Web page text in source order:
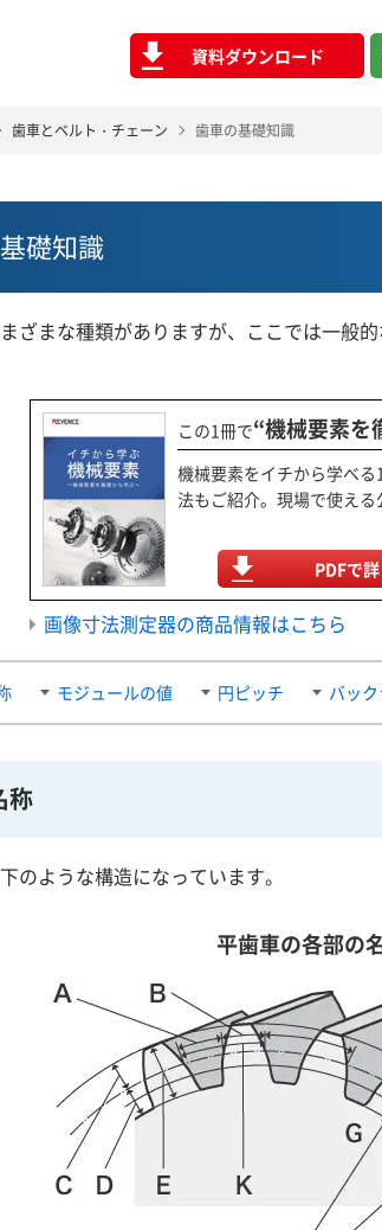
資料ダウンロード
歯車とベルト・チェーン 歯車の基礎知識
礎知識
ざまな種類がありますが、ここでは一般
この1冊で“機械要素を
機械要素をイチから学べ
法もご紹介。現場で使える
PDFで
画像寸法測定器の商品情報はこちら
モジュールの値 円ピッチ バック
称
のような構造になっています。
平歯車の各部の